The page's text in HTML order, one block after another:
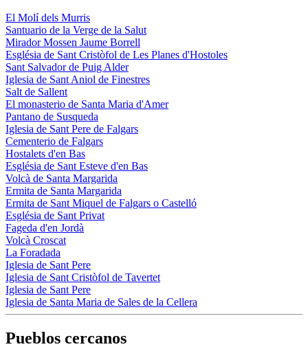
El Molí dels Murris
Santuario de la Verge de la Salut
Mirador Mossen Jaume Borrell
Església de Sant Cristòfol de Les Planes d'Hostoles
Sant Salvador de Puig Alder
Iglesia de Sant Aniol de Finestres
Salt de Sallent
El monasterio de Santa Maria d'Amer
Pantano de Susqueda
Iglesia de Sant Pere de Falgars
Cementerio de Falgars
Hostalets d'en Bas
Església de Sant Esteve d'en Bas
Volcà de Santa Margarida
Ermita de Santa Margarida
Ermita de Sant Miquel de Falgars o Castelló
Església de Sant Privat
Fageda d'en Jordà
Volcà Croscat
La Foradada
Iglesia de Sant Pere
Iglesia de Sant Cristòfol de Tavertet
Iglesia de Sant Pere
Iglesia de Santa Maria de Sales de la Cellera
Pueblos cercanos